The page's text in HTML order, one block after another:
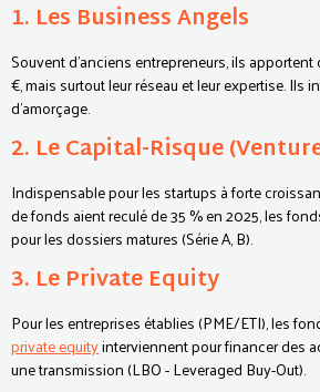
1. Les Business Angels
Souvent d'anciens entrepreneurs, ils
€, mais surtout leur réseau et leur expertise. Ils
d'amorçage.
2. Le Capital-Risque
Indispensable pour les startups à forte
de fonds aient reculé de 35 % en 2025, les
pour les dossiers matures (Série A, B).
3. Le Private Equity
Pour les entreprises établies (PME/ETI), les
private equityinterviennent pour financer des
une transmission (LBO - Leveraged Buy-Out).